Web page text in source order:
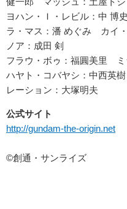
ヨハン・Ｉ・レビル：中
ラ・マス：潘 めぐみ カイ
ノア：成田 剣
フラウ・ボゥ：福圓美里 ミ
ハヤト・コバヤシ：中西英
レーション：大塚明夫
公式サイト
http://gundam-the-origin.net
©創通・サンライズ